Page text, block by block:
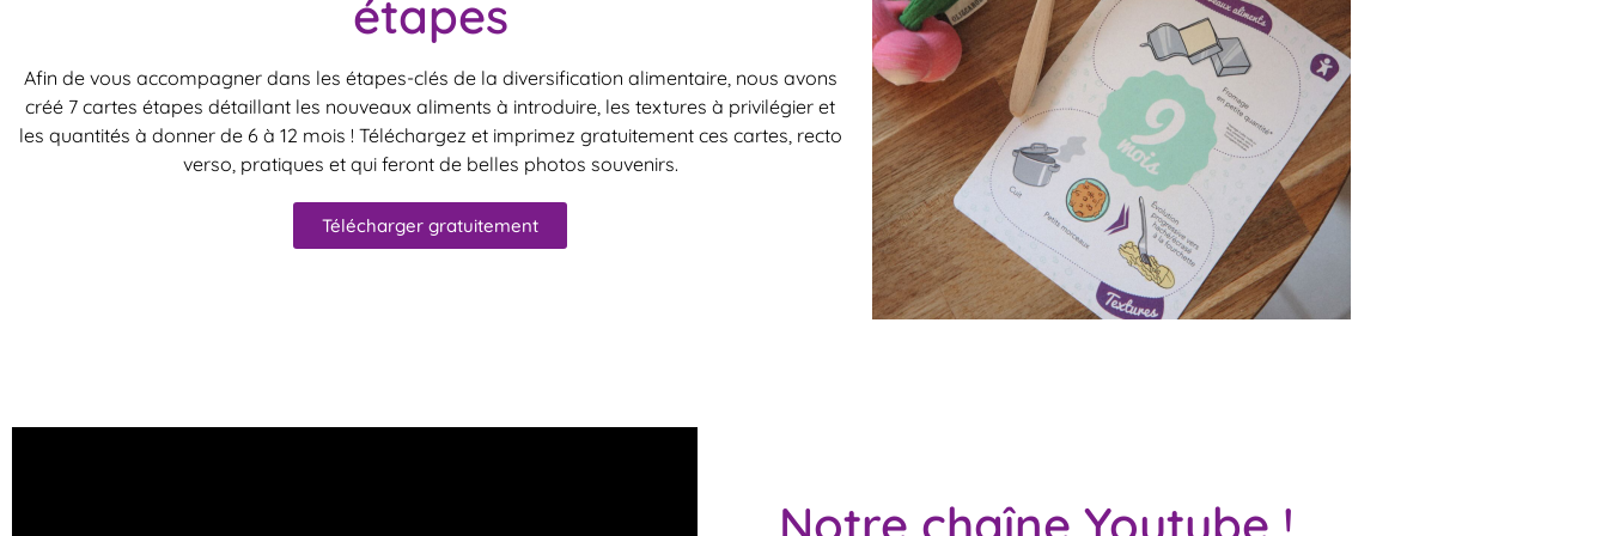
étapes
Afin de vous accompagner dans les étapes-clés de la diversification alimentaire, nous avons
créé 7 cartes étapes détaillant les nouveaux aliments à introduire, les textures à privilégier et
les quantités à donner de 6 à 12 mois ! Téléchargez et imprimez gratuitement ces cartes, recto
verso, pratiques et qui feront de belles photos souvenirs.
Télécharger gratuitement
Notre chaîne Youtube !